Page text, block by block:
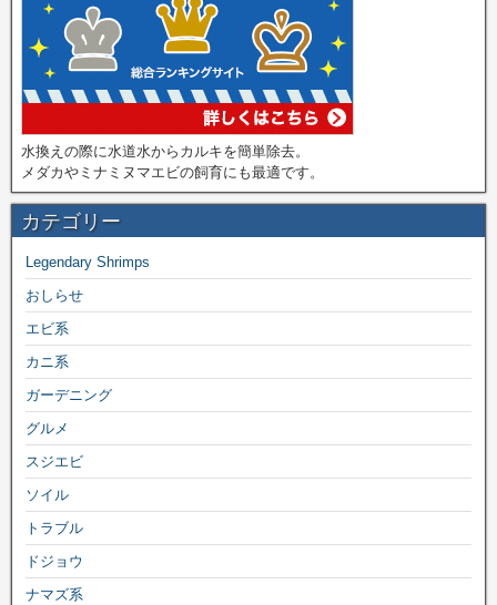
水換えの際に水道水からカルキを簡単除去。
メダカやミナミヌマエビの飼育にも最適です。
カテゴリー
Legendary Shrimps
おしらせ
エビ系
カニ系
ガーデニング
グルメ
スジエビ
ソイル
トラブル
ドジョウ
ナマズ系